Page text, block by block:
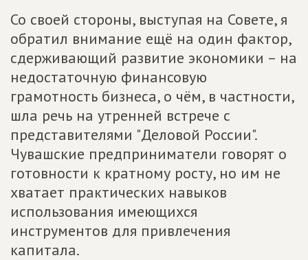
Со своей стороны, выступая на Совете, я
обратил внимание ещё на один фактор,
сдерживающий развитие экономики – на
недостаточную финансовую
грамотность бизнеса, о чём, в частности,
шла речь на утренней встрече с
представителями "Деловой России".
Чувашские предприниматели говорят о
готовности к кратному росту, но им не
хватает практических навыков
использования имеющихся
инструментов для привлечения
капитала.